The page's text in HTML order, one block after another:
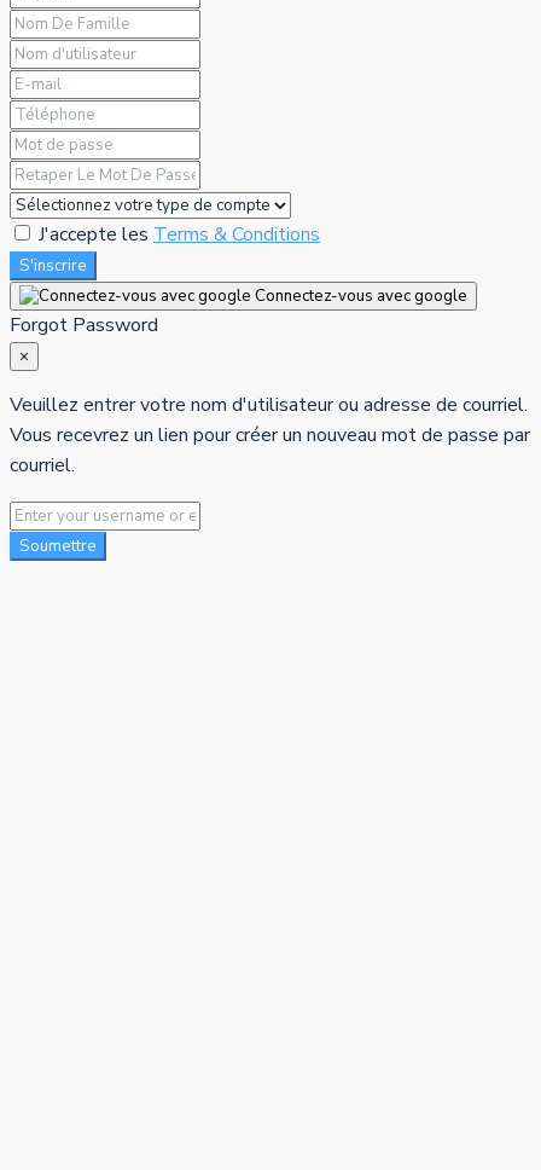
J'accepte les Terms & Conditions
S'inscrire
Connectez-vous avec google
Forgot Password
×
Veuillez entrer votre nom d'utilisateur ou adresse de courriel.
Vous recevrez un lien pour créer un nouveau mot de passe par
courriel.
Soumettre